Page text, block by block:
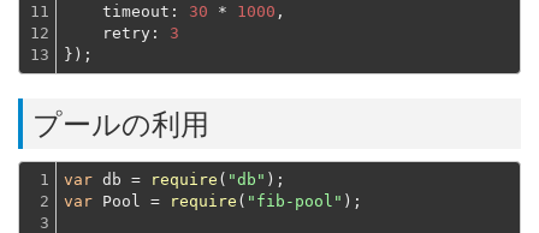
11
12
13
timeout : 30 * 1000 ,
retry : 3
});
プールの利用
1
2
3
var db = require ( "db"
var Pool = require ( "fib-pool" );